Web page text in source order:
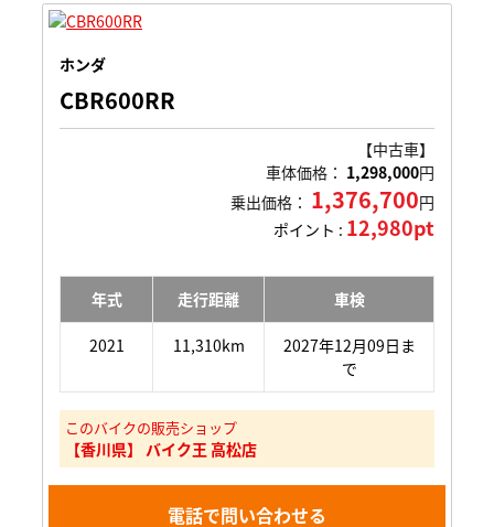
ホンダ
CBR600RR
【中古車】
車体価格： 1,298,000円
乗出価格： 1,376,700円
ポイント : 12,980pt
年式 走行距離 車検
2021 11,310km
2027年12月09日ま
で
このバイクの販売ショップ
【香川県】 バイク王 高松店
電話で問い合わせる